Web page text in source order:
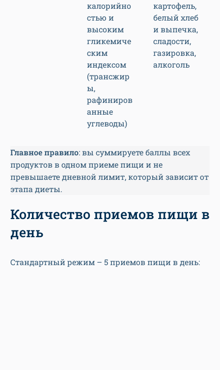
калорийно
стью и
высоким
гликемиче
ским
индексом
(трансжир
ы,
рафиниров
анные
углеводы)
картофель,
белый хлеб
и выпечка,
сладости,
газировка,
алкоголь
Главное правило: вы суммируете баллы всех
продуктов в одном приеме пищи и не
превышаете дневной лимит, который зависит от
этапа диеты.
Количество приемов пищи в
день
Стандартный режим – 5 приемов пищи в день: